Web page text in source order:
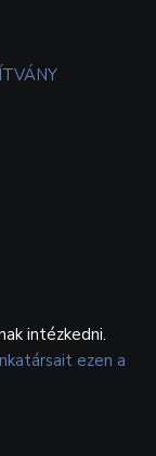
intézkedni.
ezen a